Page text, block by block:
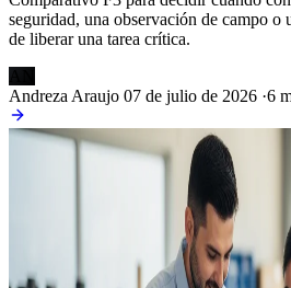
seguridad, una observación de campo o
de liberar una tarea crítica.
Andreza Araujo 07 de julio de 2026 ·6